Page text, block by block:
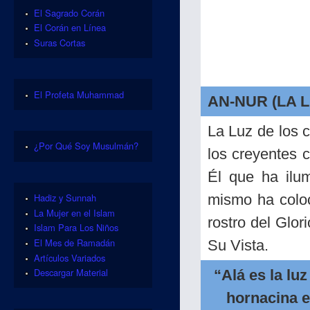
AN-NUR (LA
La Luz de los
los creyentes
Él que ha
mismo ha
rostro del
Su Vista.
“Alá es la
hornacina
El Sagrado Corán
El Corán en Línea
Suras Cortas
El Profeta Muhammad
¿Por Qué Soy Musulmán?
Hadiz y Sunnah
La Mujer en el Islam
Islam Para Los Niños
El Mes de Ramadán
Artículos Variados
Descargar Material